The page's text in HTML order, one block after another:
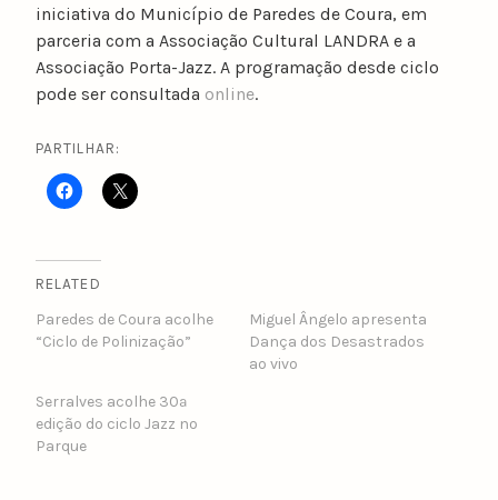
iniciativa do Município de Paredes de Coura, em
parceria com a Associação Cultural LANDRA e a
Associação Porta-Jazz. A programação desde ciclo
pode ser consultada online.
PARTILHAR:
RELATED
Paredes de Coura acolhe
“Ciclo de Polinização”
Miguel Ângelo apresenta
Dança dos Desastrados
ao vivo
Serralves acolhe 30ª
edição do ciclo Jazz no
Parque